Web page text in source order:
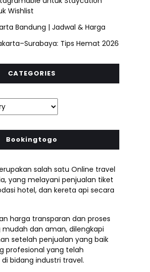
Wishlist
Bandung | Jadwal & Harga
Tips Hemat 2026
CATEGORIES
Bookingtogo
salah satu Online travel
yang melayani penjualan tiket
hotel, dan kereta api secara
harga transparan dan proses
dan aman, dilengkapi
setelah penjualan yang baik
profesional yang telah
bidang industri travel.